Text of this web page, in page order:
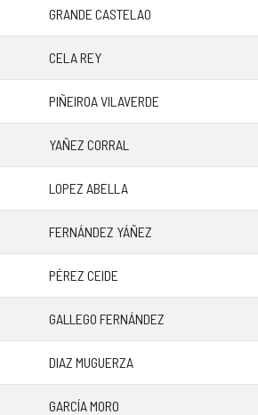
GRANDE CASTELAO
CELA REY
PIÑEIROA VILAVERDE
YAÑEZ CORRAL
LOPEZ ABELLA
FERNÁNDEZ YÁÑEZ
PÉREZ CEIDE
GALLEGO FERNÁNDEZ
DIAZ MUGUERZA
GARCÍA MORO